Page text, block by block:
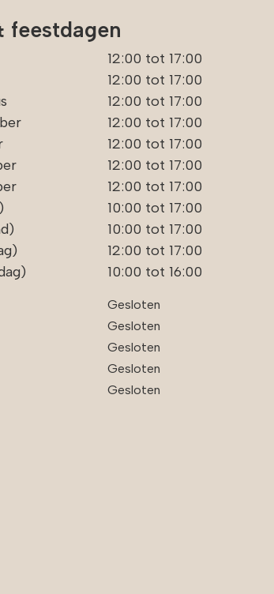
geforceerd, zoals een
bepaalde opstelling of een
kookeiland. Bij Nolte werd juist
goed gekeken naar wat bij
onze ruimte en ons gebruik
paste.
Ook zijn er goede
stijlsuggesties gedaan voor
de fronten, grepen en het
blad. Wat we vooral
waardeerden, is dat Melissa
ook eerlijk aangaf wanneer
bepaalde wensen in de
praktijk weinig zouden
opleveren. Daardoor kregen
onnodig extra kosten werden
aangepraat.
Het inmeten, de levering en
de installatie verliepen via
andere partijen, en ook dat
feestdagen
12:00 tot 17:00
12:00 tot 17:00
12:00 tot 17:00
12:00 tot 17:00
12:00 tot 17:00
12:00 tot 17:00
12:00 tot 17:00
10:00 tot 17:00
10:00 tot 17:00
12:00 tot 17:00
10:00 tot 16:00
Gesloten
Gesloten
Gesloten
Gesloten
Gesloten